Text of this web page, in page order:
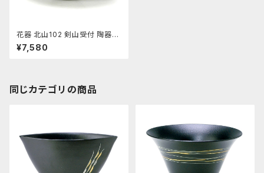
花器 北山102 剣山受付 陶器
水盤 花瓶 フラワーベース
¥7,580
同じカテゴリの商品